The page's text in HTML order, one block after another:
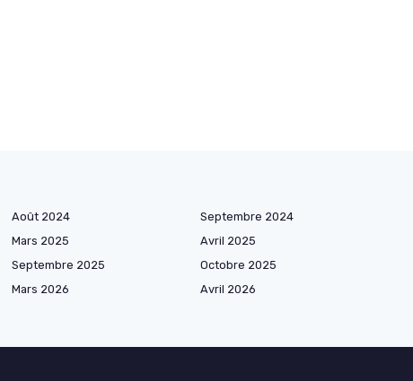
Août 2024
Septembre 2024
Mars 2025
Avril 2025
Septembre 2025
Octobre 2025
Mars 2026
Avril 2026